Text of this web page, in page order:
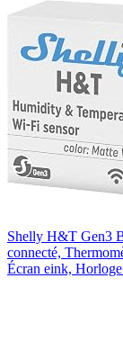
Shelly H&T Gen3
connecté,
Écran eink,